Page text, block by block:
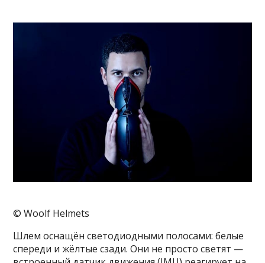
© Woolf Helmets
Шлем оснащён светодиодными полосами: белые
спереди и жёлтые сзади. Они не просто светят —